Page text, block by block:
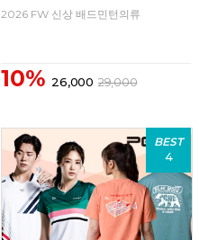
2026 FW 신상 배드민턴의류
10% 26,000 29,000
BEST
4